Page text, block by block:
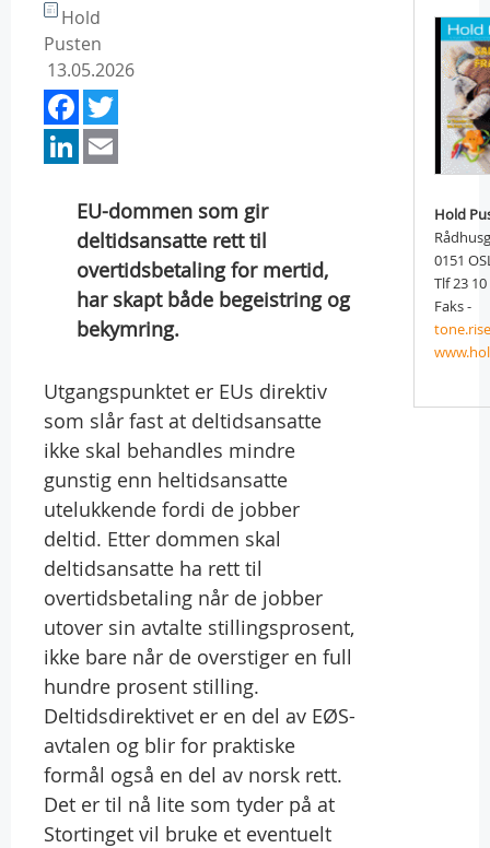
Hold
Pusten
13.05.2026
Facebook
LinkedIn
EU-dommen som gir
deltidsansatte rett til
overtidsbetaling for mertid,
har skapt både begeistring og
bekymring.
Utgangspunktet er EUs direktiv
som slår fast at deltidsansatte
ikke skal behandles mindre
gunstig enn heltidsansatte
utelukkende fordi de jobber
deltid. Etter dommen skal
deltidsansatte ha rett til
overtidsbetaling når de jobber
utover sin avtalte stillingsprosent,
ikke bare når de overstiger en full
hundre prosent stilling.
Deltidsdirektivet er en del av EØS-
avtalen og blir for praktiske
formål også en del av norsk rett.
Det er til nå lite som tyder på at
Stortinget vil bruke et eventuelt
Hold
0151
Tlf 23
Faks -